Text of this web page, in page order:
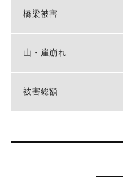
橋梁被害
山・崖崩れ
被害総額